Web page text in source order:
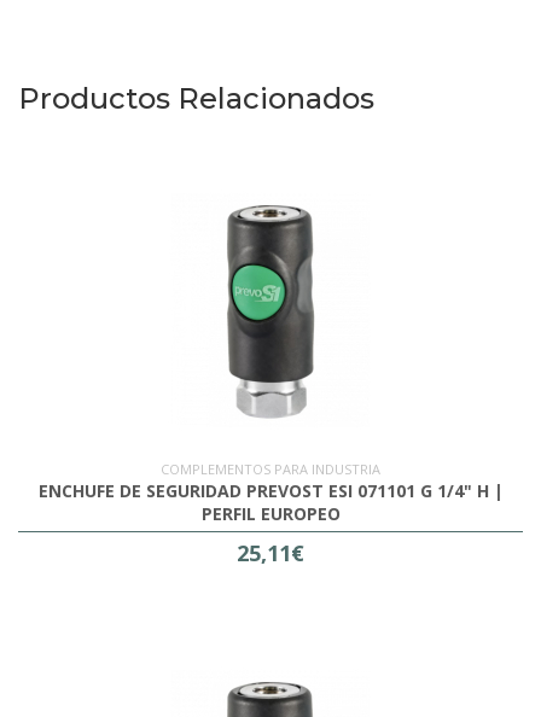
Productos Relacionados
COMPLEMENTOS PARA INDUSTRIA
ENCHUFE DE SEGURIDAD PREVOST ESI 071101 G 1/4" H |
PERFIL EUROPEO
25,11€